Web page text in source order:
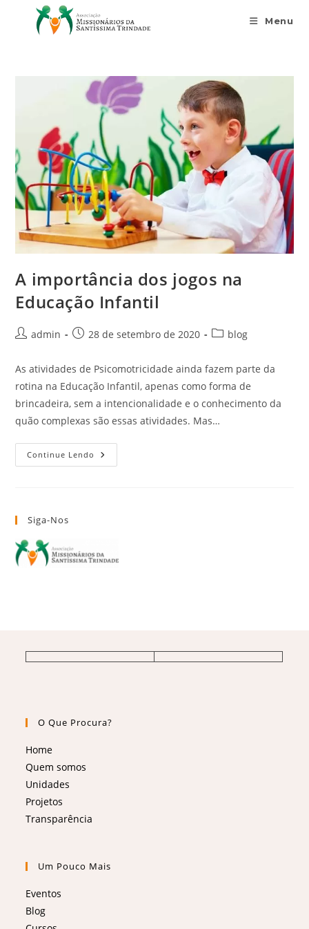
Menu
A importância dos jogos na
Educação Infantil
admin 28 de setembro de 2020 blog
As atividades de Psicomotricidade ainda fazem parte da
rotina na Educação Infantil, apenas como forma de
brincadeira, sem a intencionalidade e o conhecimento da
quão complexas são essas atividades. Mas…
Continue Lendo
Siga-Nos
O Que Procura?
Home
Quem somos
Unidades
Projetos
Transparência
Um Pouco Mais
Eventos
Blog